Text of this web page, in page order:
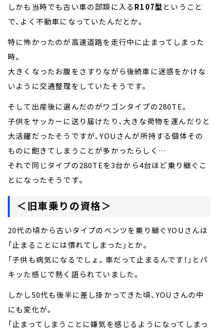
しかも当時でも古い車の部類に入るR107型 ということ
で、よく不動車になっていたんだとか。
特に怖かったのが高速道路を走行中に止まってしまった
時。
大きくなったお腹をさすりながら後続車に迷惑をかけな
いように交通整理をしていたそうです。
そして出産後に選んだのがワゴンタイプの280TE。
子供をサッカーに送り届けたり、大きな荷物を運んだりと
大活躍だったそうですが、YOUさんが所持する個体その
ものに飽きてしまうことが多かったらしく…
それで同じタイプの280TEを3台から4台ほど乗り継ぐこ
とになったそうです。
＜旧車乗りの資格＞
20代の頃から古いタイプのベンツを乗り継ぐYOUさんは
「止まることには慣れてしまった」とか。
「子供も病気になるでしょ。車だって止まるんです！」とパ
キッた感じで熱く語られていました。
しかし50代も後半に差し掛かってきた頃、YOUさんの中
にも変化が。
「止まってしまうことに嫌気を感じるようになってしまっ